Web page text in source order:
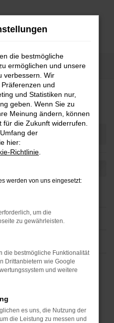
auf Lager
die bestmögliche
ermöglichen und unsere
verbessern. Wir
und
und Statistiken nur,
geben. Wenn Sie zu
Meinung ändern, können
die Zukunft widerrufen.
der
hier:
Richtlinie
werden von uns eingesetzt:
um die
zu gewährleisten.
die bestmögliche Funktionalität
Drittanbietern wie Google
und weitere
es uns, die Nutzung der
die Leistung zu messen und